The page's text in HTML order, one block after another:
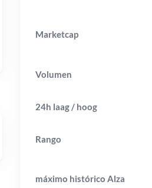
Marketcap
Volumen
24h laag / hoog
Rango
máximo histórico Alza